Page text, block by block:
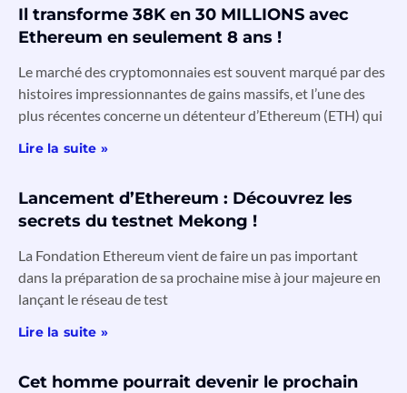
Il transforme 38K en 30 MILLIONS avec
Ethereum en seulement 8 ans !
Le marché des cryptomonnaies est souvent marqué par des
histoires impressionnantes de gains massifs, et l’une des
plus récentes concerne un détenteur d’Ethereum (ETH) qui
Lire la suite »
Lancement d’Ethereum : Découvrez les
secrets du testnet Mekong !
La Fondation Ethereum vient de faire un pas important
dans la préparation de sa prochaine mise à jour majeure en
lançant le réseau de test
Lire la suite »
Cet homme pourrait devenir le prochain